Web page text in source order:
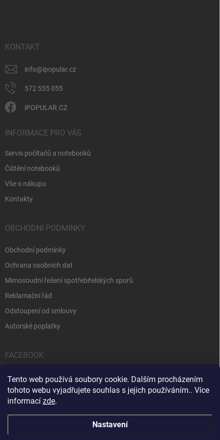
Tento web používá soubory cookie. Dalším procházením
tohoto webu vyjadřujete souhlas s jejich používáním.. Více
informací zde.
Nastavení
KONTAKT
info@ipopular.cz
572 555 055
iPOPULAR.CZ
INFORMACE PRO VÁS
Servis počítačů a notebooků
Čištění notebooků
Vše o nákupu
Kontakty
OBCHODNÍ PODMÍNKY
Obchodní podmínky
Ochrana osobních dat
Mimosoudní řešení spotřebitelských sporů
Reklamační řád
Odstoupení od smlouvy
Autorské poplatky
FACEBOOK
Servis počítačů a notebooků Čištění notebooků Kontakty